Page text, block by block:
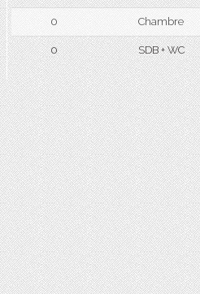
0 Chambre
0 SDB + WC